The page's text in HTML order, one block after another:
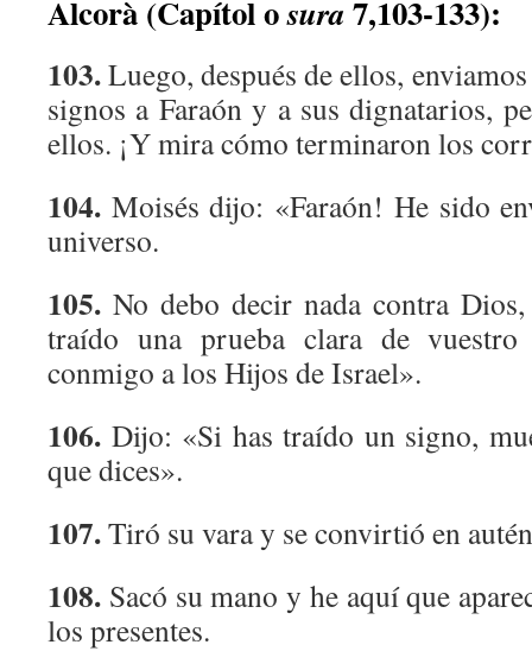
Alcorà (Capítol osura 7,103-133):
103.Luego, después de ellos,
signos a Faraón y a sus dignatarios,
ellos. ¡Y mira cómo terminaron los
104. Moisés dijo: «Faraón! He sido
universo.
105. No debo decir nada contra
traído una prueba clara de vuestro
conmigo a los Hijos de Israel».
106. Dijo: «Si has traído un signo,
que dices».
107.Tiró su vara y se convirtió en
108. Sacó su mano y he aquí que
los presentes.